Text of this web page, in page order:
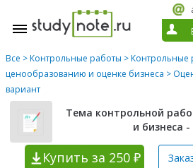
Все >Контрольные работы >Контрольные
ценообразованию и оценке бизнеса >
вариант
Тема контрольной
и бизнеса
Купить за 250 ₽